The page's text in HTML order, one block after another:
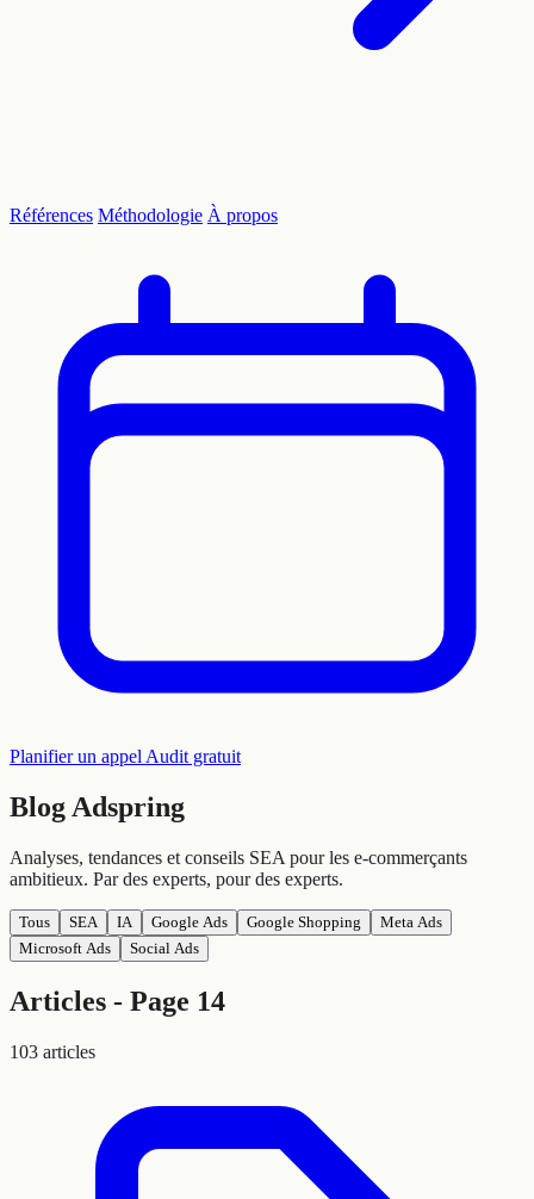
Références Méthodologie À propos
Planifier un appel Audit gratuit
Blog Adspring
Analyses, tendances et conseils SEA pour les e-commerçants
ambitieux. Par des experts, pour des experts.
Tous SEA IA Google Ads Google Shopping
Meta Ads
Microsoft Ads
Social Ads
Articles - Page 14
103 articles